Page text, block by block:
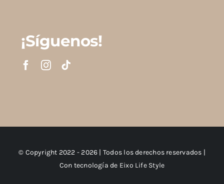
¡Síguenos!
© Copyright 2022 - 2026 | Todos los derechos reservados |
Con tecnología de Eixo Life Style